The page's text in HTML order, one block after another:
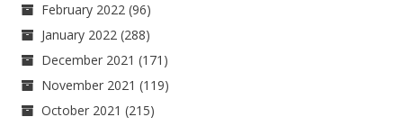
February 2022 (96)
January 2022 (288)
December 2021 (171)
November 2021 (119)
October 2021 (215)